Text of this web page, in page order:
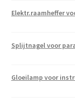
Elektr.raamheffer
Splijtnagel voor
Gloeilamp voor